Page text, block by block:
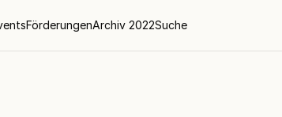
FörderungenArchiv 2022Suche